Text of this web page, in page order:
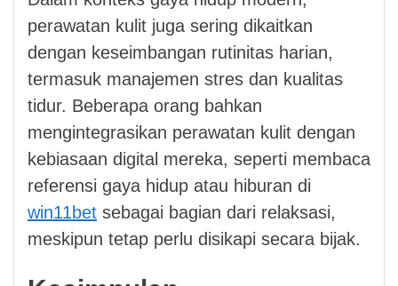
perawatan kulit juga sering dikaitkan
dengan keseimbangan rutinitas harian,
termasuk manajemen stres dan kualitas
tidur. Beberapa orang bahkan
mengintegrasikan perawatan kulit dengan
kebiasaan digital mereka, seperti membaca
referensi gaya hidup atau hiburan di
win11bet sebagai bagian dari relaksasi,
meskipun tetap perlu disikapi secara bijak.